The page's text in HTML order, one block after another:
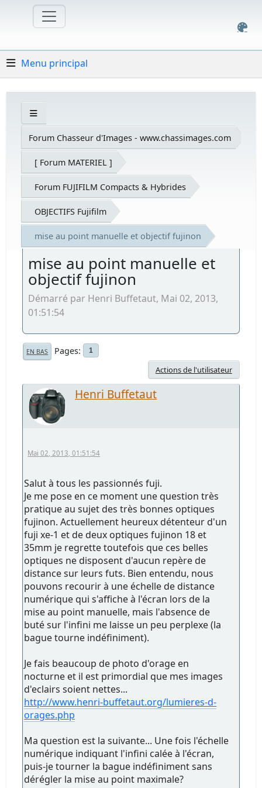
Menu principal
Forum Chasseur d'Images - www.chassimages.com
[ Forum MATERIEL ]
Forum FUJIFILM Compacts & Hybrides
OBJECTIFS Fujifilm
mise au point manuelle et objectif fujinon
mise au point manuelle et
objectif fujinon
Démarré par Henri Buffetaut, Mai 02, 2013,
01:51:54
EN BAS Pages 1
Actions de l'utilisateur
Henri Buffetaut
Mai 02, 2013, 01:51:54
Salut à tous les passionnés fuji.
Je me pose en ce moment une question très
pratique au sujet des très bonnes optiques
fujinon. Actuellement heureux détenteur d'un
fuji xe-1 et de deux optiques fujinon 18 et
35mm je regrette toutefois que ces belles
optiques ne disposent d'aucun repère de
distance sur leurs futs. Bien entendu, nous
pouvons recourir à une échelle de distance
numérique qui s'affiche à l'écran lors de la
mise au point manuelle, mais l'absence de
buté sur l'infini me laisse un peu perplexe (la
bague tourne indéfiniment).
Je fais beaucoup de photo d'orage en
nocturne et il est primordial que mes images
d'eclairs soient nettes...
http://www.henri-buffetaut.org/lumieres-d-
orages.php
Ma question est la suivante... Une fois l'échelle
numérique indiquant l'infini calée à l'écran,
puis-je tourner la bague indéfiniment sans
dérégler la mise au point maximale?